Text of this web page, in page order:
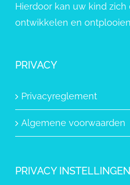
Hierdoor kan uw kind zich
ontwikkelen en
PRIVACY
Privacyreglement
Algemene voorwaarden
PRIVACY INSTELLINGEN